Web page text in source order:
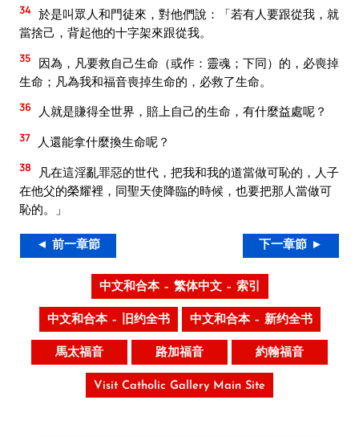
34 於是叫眾人和門徒來，對他們說：「若有人要跟從我，就
當捨己，背起他的十字架來跟從我。
35
因為，凡要救自己生命（或作：靈魂；下同）的，必喪掉
生命；凡為我和福音喪掉生命的，必救了生命。
36 人就是賺得全世界，賠上自己的生命，有什麼益處呢？
37 人還能拿什麼換生命呢？
38
凡在這淫亂罪惡的世代，把我和我的道當做可恥的，人子
在他父的榮耀裡，同聖天使降臨的時候，也要把那人當做可
恥的。」
◄ 前一章節 下一章節 ►
中文和合本 – 繁体中文 – 索引
中文和合本 – 旧约全书 中文和合本 – 新约全书
馬太福音 路加福音 約翰福音
Visit Catholic Gallery Main Site